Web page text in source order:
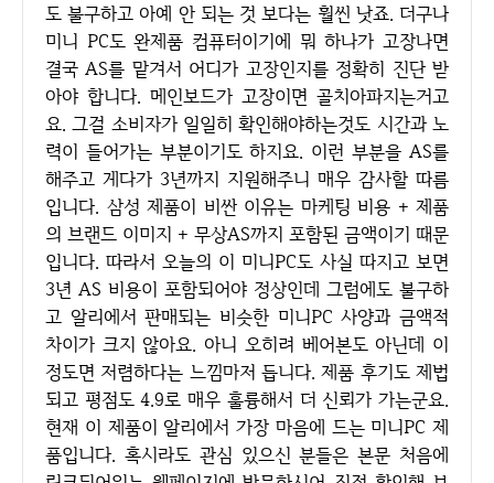
도 불구하고 아예 안 되는 것 보다는 훨씬 낫죠. 더구나
미니 PC도 완제품 컴퓨터이기에 뭐 하나가 고장나면
결국 AS를 맡겨서 어디가 고장인지를 정확히 진단 받
아야 합니다. 메인보드가 고장이면 골치아파지는거고
요. 그걸 소비자가 일일히 확인해야하는것도 시간과 노
력이 들어가는 부분이기도 하지요. 이런 부분을 AS를
해주고 게다가 3년까지 지원해주니 매우 감사할 따름
입니다. 삼성 제품이 비싼 이유는 마케팅 비용 + 제품
의 브랜드 이미지 + 무상AS까지 포함된 금액이기 때문
입니다. 따라서 오늘의 이 미니PC도 사실 따지고 보면
3년 AS 비용이 포함되어야 정상인데 그럼에도 불구하
고 알리에서 판매되는 비슷한 미니PC 사양과 금액적
차이가 크지 않아요. 아니 오히려 베어본도 아닌데 이
정도면 저렴하다는 느낌마저 듭니다. 제품 후기도 제법
되고 평점도 4.9로 매우 훌륭해서 더 신뢰가 가는군요.
현재 이 제품이 알리에서 가장 마음에 드는 미니PC 제
품입니다. 혹시라도 관심 있으신 분들은 본문 처음에